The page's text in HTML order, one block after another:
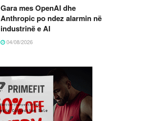
Gara mes OpenAI dhe
Anthropic po ndez alarmin në
industrinë e AI
04/08/2026